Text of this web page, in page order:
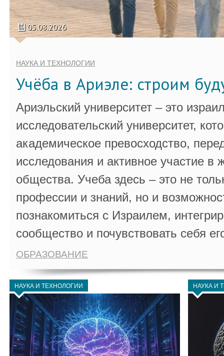
05.08.2026
НАУКА И ТЕХНОЛОГИИ
Учёба в Ариэле: строим
Ариэльский университет – это
исследовательский университет,
академическое превосходство,
исследования и активное участие в
общества. Учеба здесь – это не
профессии и знаний, но и
познакомиться с Израилем,
сообщество и почувствовать себя
ОБРАЗОВАНИЕ
НАУКА И ТЕХНОЛОГИИ НАУКА И